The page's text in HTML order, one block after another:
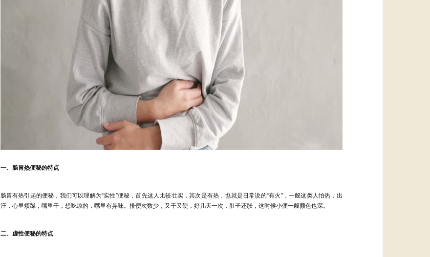
一、肠胃热便秘的特点
肠胃有热引起的便秘，我们可以理解为“实性”便秘，首先这人比较壮实，其次是有热，也就是日常说的“有火 ”， 一般这类人怕热，出
汗，心里烦躁，嘴里干，想吃凉的，嘴里有异味。排便次数少，又干又硬，好几天一次，肚子还胀，这时候小便一般颜色也深。
二、虚性便秘的特点